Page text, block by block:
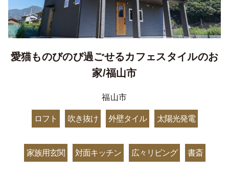
愛猫ものびのび過ごせるカフェスタイルのお
家/福山市
福山市
ロフト 吹き抜け 外壁タイル 太陽光発電
家族用玄関 対面キッチン 広々リビング 書斎